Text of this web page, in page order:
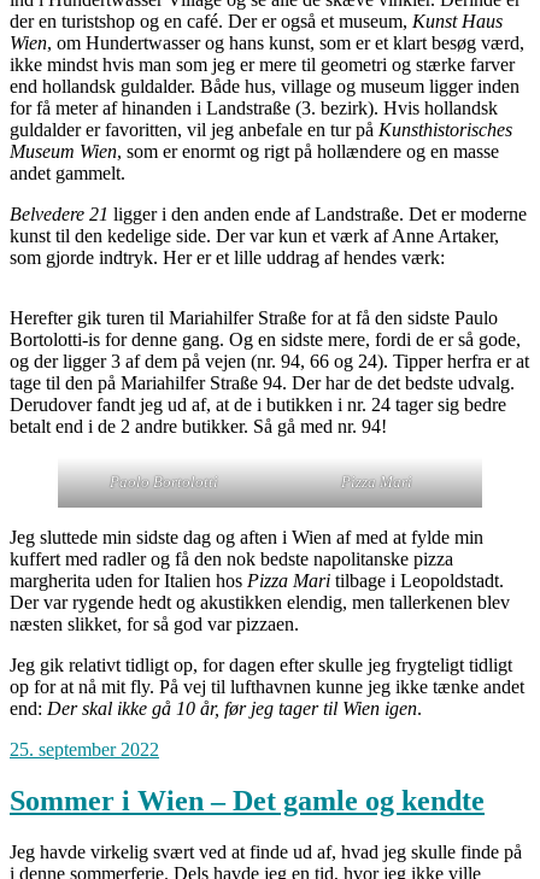
der en turistshop og en café. Der er også et museum, Kunst Haus
Wien, om Hundertwasser og hans kunst, som er et klart besøg værd,
ikke mindst hvis man som jeg er mere til geometri og stærke farver
end hollandsk guldalder. Både hus, village og museum ligger inden
for få meter af hinanden i Landstraße (3. bezirk). Hvis hollandsk
guldalder er favoritten, vil jeg anbefale en tur på Kunsthistorisches
Museum Wien, som er enormt og rigt på hollændere og en masse
andet gammelt.
Belvedere 21 ligger i den anden ende af Landstraße. Det er moderne
kunst til den kedelige side. Der var kun et værk af Anne Artaker,
som gjorde indtryk. Her er et lille uddrag af hendes værk:
Herefter gik turen til Mariahilfer Straße for at få den sidste Paulo
Bortolotti-is for denne gang. Og en sidste mere, fordi de er så gode,
og der ligger 3 af dem på vejen (nr. 94, 66 og 24). Tipper herfra er at
tage til den på Mariahilfer Straße 94. Der har de det bedste udvalg.
Derudover fandt jeg ud af, at de i butikken i nr. 24 tager sig bedre
betalt end i de 2 andre butikker. Så gå med nr. 94!
Paolo Bortolotti Pizza Mari
Jeg sluttede min sidste dag og aften i Wien af med at fylde min
kuffert med radler og få den nok bedste napolitanske pizza
margherita uden for Italien hos Pizza Mari tilbage i Leopoldstadt.
Der var rygende hedt og akustikken elendig, men tallerkenen blev
næsten slikket, for så god var pizzaen.
Jeg gik relativt tidligt op, for dagen efter skulle jeg frygteligt tidligt
op for at nå mit fly. På vej til lufthavnen kunne jeg ikke tænke andet
end: Der skal ikke gå 10 år, før jeg tager til Wien igen.
25. september 2022
Sommer i Wien – Det gamle og kendte
Jeg havde virkelig svært ved at finde ud af, hvad jeg skulle finde på
i denne sommerferie. Dels havde jeg en tid, hvor jeg ikke ville